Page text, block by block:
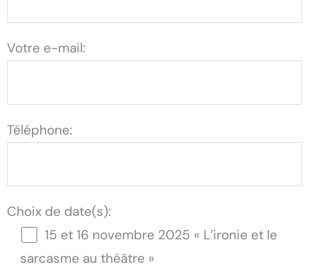
Votre e-mail:
Téléphone:
Choix de date(s):
15 et 16 novembre 2025 « L’ironie et le
sarcasme au théâtre »